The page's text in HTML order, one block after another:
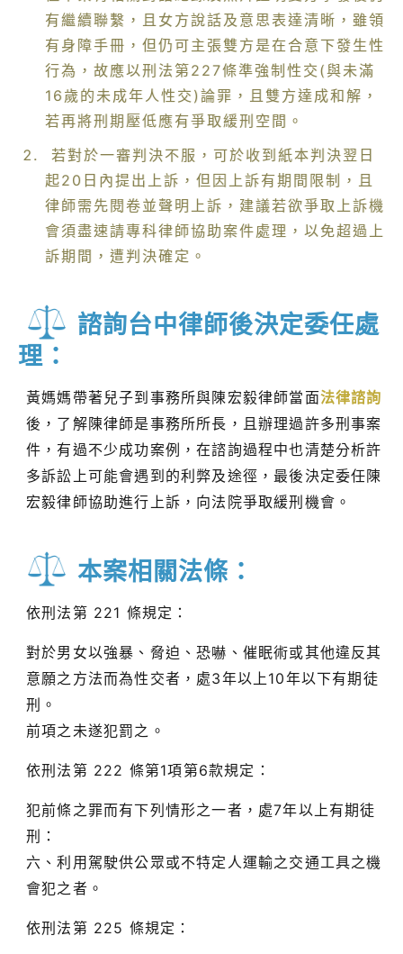
有繼續聯繫，且女方說話及意思表達清晰，雖領
有身障手冊，但仍可主張雙方是在合意下發生性
行為，故應以刑法第227條準強制性交(與未滿
16歲的未成年人性交)論罪，且雙方達成和解，
若再將刑期壓低應有爭取緩刑空間。
若對於一審判決不服，可於收到紙本判決翌日
起20日內提出上訴，但因上訴有期間限制，且
律師需先閱卷並聲明上訴，建議若欲爭取上訴機
會須盡速請專科律師協助案件處理，以免超過上
訴期間，遭判決確定。
諮詢台中律師後決定委任處
理：
黃媽媽帶著兒子到事務所與陳宏毅律師當面法律諮詢
後，了解陳律師是事務所所長，且辦理過許多刑事案
件，有過不少成功案例，在諮詢過程中也清楚分析許
多訴訟上可能會遇到的利弊及途徑，最後決定委任陳
宏毅律師協助進行上訴，向法院爭取緩刑機會。
本案相關法條：
依刑法第 221 條規定：
對於男女以強暴、脅迫、恐嚇、催眠術或其他違反其
意願之方法而為性交者，處3年以上10年以下有期徒
刑。
前項之未遂犯罰之。
依刑法第 222 條第1項第6款規定：
犯前條之罪而有下列情形之一者，處7年以上有期徒
刑：
六、利用駕駛供公眾或不特定人運輸之交通工具之機
會犯之者。
依刑法第 225 條規定：